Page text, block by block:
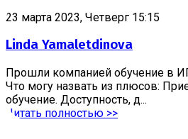
23 марта 2023, Четверг 15:15
Linda Yamaletdinova
Прошли компанией обучение в
Что могу назвать из плюсов:
обучение. Доступность, д...
Читать полностью >>